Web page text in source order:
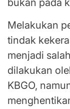
bukan pada
Melakukan
tindak
menjadi
dilakukan
KBGO,